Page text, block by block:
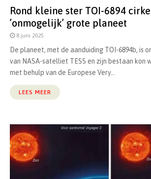
Rond kleine ster TOI-6894
’onmogelijk’ grote planeet
8 juni 2025
De planeet, met de aanduiding TOI-6894b, is
van NASA-satelliet TESS en zijn bestaan kon
met behulp van de Europese Very...
LEES MEER